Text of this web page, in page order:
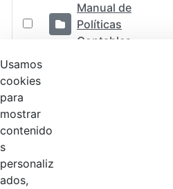
Manual de
Políticas
Contables
Usamos
cookies
para
mostrar
contenido
s
personaliz
ados,